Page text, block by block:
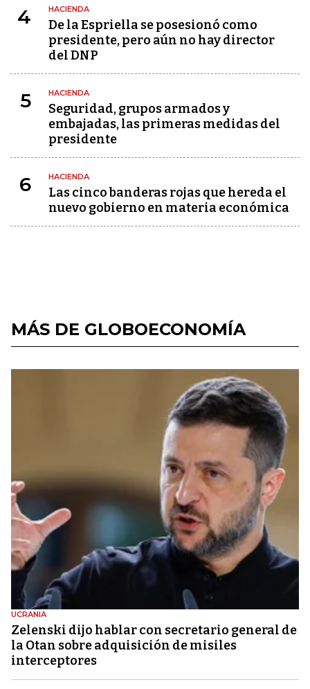
4 HACIENDA
De la Espriella se posesionó como
presidente, pero aún no hay director
del DNP
5 HACIENDA
Seguridad, grupos armados y
embajadas, las primeras medidas del
presidente
6 HACIENDA
Las cinco banderas rojas que hereda el
nuevo gobierno en materia económica
MÁS DE GLOBOECONOMÍA
UCRANIA
Zelenski dijo hablar con secretario general de
la Otan sobre adquisición de misiles
interceptores